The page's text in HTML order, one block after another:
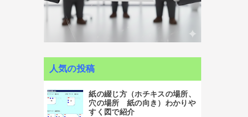
人気の投稿
紙の綴じ方（ホチキスの場所、
穴の場所 紙の向き）わかりや
すく図で紹介